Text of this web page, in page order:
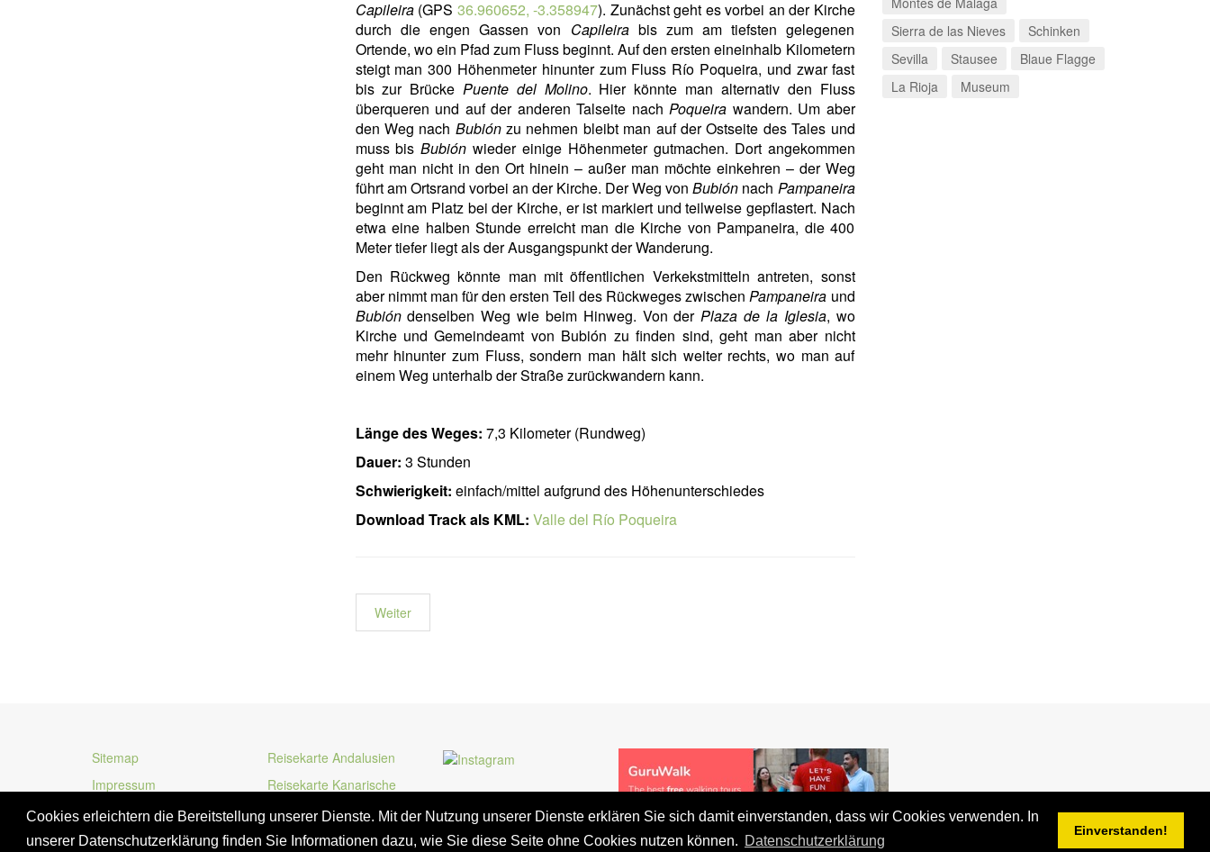
Cookies erleichtern die Bereitstellung unserer Dienste. Mit der Nutzung unserer Dienste erklären Sie sich damit einverstanden, dass wir Cookies verwenden. In
unserer Datenschutzerklärung finden Sie Informationen dazu, wie Sie diese Seite ohne Cookies nutzen können. Datenschutzerklärung
Einverstanden!
Capileira(GPS 36.960652, -3.358947). Zunächst geht es vorbei an der Kirche
durch die engen Gassen von Capileirabis zum am tiefsten gelegenen
Ortende, wo ein Pfad zum Fluss beginnt. Auf den ersten eineinhalb Kilometern
steigt man 300 Höhenmeter hinunter zum Fluss Río Poqueira, und zwar fast
bis zur Brücke Puente del Molino. Hier könnte man alternativ den Fluss
überqueren und auf der anderen Talseite nach Poqueira wandern. Um aber
den Weg nach Bubiónzu nehmen bleibt man auf der Ostseite des Tales und
muss bisBubión wieder einige Höhenmeter gutmachen. Dort angekommen
geht man nicht in den Ort hinein – außer man möchte einkehren – der Weg
führt am Ortsrand vorbei an der Kirche. Der Weg vonBubión nach Pampaneira
beginnt am Platz bei der Kirche, er ist markiert und teilweise gepflastert. Nach
etwa eine halben Stunde erreicht man die Kirche von Pampaneira, die 400
Meter tiefer liegt als der Ausgangspunkt der Wanderung.
Den Rückweg könnte man mit öffentlichen Verkekstmitteln antreten, sonst
aber nimmt man für den ersten Teil des Rückweges zwischenPampaneira und
Bubióndenselben Weg wie beim Hinweg. Von derPlaza de la Iglesia, wo
Kirche und Gemeindeamt von Bubión zu finden sind, geht man aber nicht
mehr hinunter zum Fluss, sondern man hält sich weiter rechts, wo man auf
einem Weg unterhalb der Straße zurückwandern kann.
Länge des Weges: 7,3 Kilometer (Rundweg)
Dauer: 3 Stunden
Schwierigkeit: einfach/mittel aufgrund des Höhenunterschiedes
Download Track als KML: Valle del Río Poqueira
Weiter
Sierra de las Nieves
Schinken
Sevilla
Stausee
Blaue Flagge
La Rioja
Museum
Sitemap
Impressum
Reisekarte Andalusien
Reisekarte Kanarische